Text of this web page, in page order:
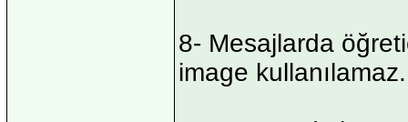
8- Mesajlarda
image